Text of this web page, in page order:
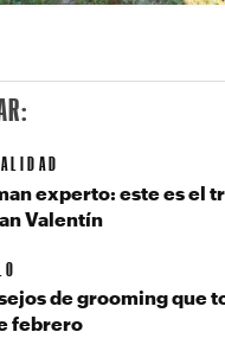
experto: este es el
Valentín
de grooming que
febrero